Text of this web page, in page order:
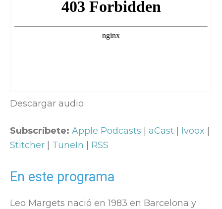
Descargar audio
Subscríbete: Apple Podcasts aCast Ivoox
Stitcher
TuneIn RSS
En este programa
Leo Margets nació en 1983 en Barcelona y